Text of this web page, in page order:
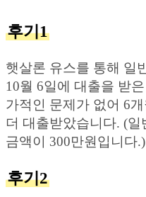
후기1
햇살론 유스를 통해 일
10월 6일에 대출을 받
가적인 문제가 없어 6
더 대출받았습니다. (
금액이 300만원입니다.)
후기2